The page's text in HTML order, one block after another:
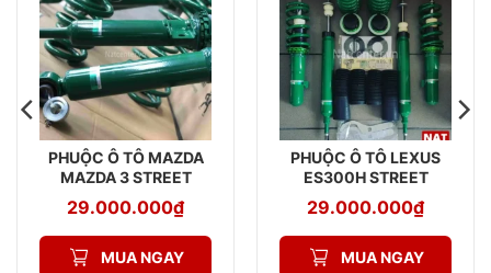
PHUỘC Ô TÔ MAZDA
MAZDA 3 STREET
ADVANCE Z
29.000.000₫
MUA NGAY
PHUỘC Ô TÔ LEXUS
ES300H STREET
ADVANCE Z
29.000.000₫
MUA NGAY